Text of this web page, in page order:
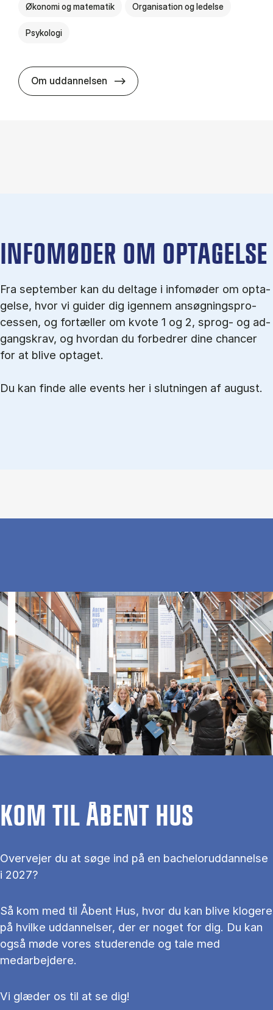
Økonomi og matematik Organisation og ledelse
Psykologi
Om uddannelsen HA(psyk.) - erhvervs­økonomi og
IN­FO­MØ­DER OM OP­TA­GEL­SE
Fra september kan du del­tage i in­fo­mø­der om op­ta­
gel­se, hvor vi gu­i­der dig igen­nem an­søg­nings­pro­
ces­sen, og for­tæl­ler om kvo­te 1 og 2, sprog- og ad­
gangs­krav, og hvordan du forbedrer dine chancer
for at blive optaget.
Du kan finde alle events her i slutningen af august.
KOM TIL ÅBENT HUS
Overvejer du at søge ind på en bacheloruddannelse
i 2027?
Så kom med til Åbent Hus, hvor du kan blive klogere
på hvilke uddannelser, der er noget for dig. Du kan
også møde vores studerende og tale med
medarbejdere.
Vi glæder os til at se dig!